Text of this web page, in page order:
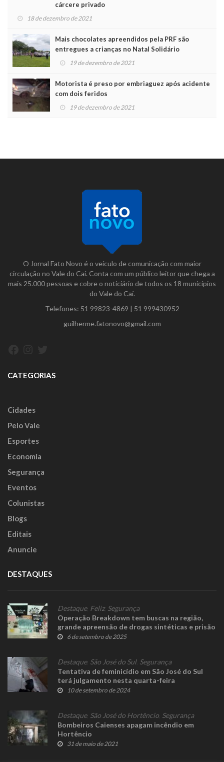
cárcere privado
18 de dezembro de 2021
Mais chocolates apreendidos pela PRF são
entregues a crianças no Natal Solidário
19 de dezembro de 2021
Motorista é preso por embriaguez após acidente
com dois feridos
19 de dezembro de 2021
O Jornal Fato Novo é o veículo de comunicação com maior
circulação no Vale do Caí. Conta com um público leitor que chega a
mais 25.000 pessoas e cobre o noticiário de todos os 18 municípios
do Vale do Caí.
Telefones: 51 99823-4869 | 51 999430952
guilherme.fatonovo@gmail.com
CATEGORIAS
Cidades
Pelo Vale
Esportes
Economia
Segurança
Eventos
Colunistas
Blogs
Editais
Anuncie
DESTAQUES
Destaque, Feliz, Segurança
Operação Breakdown tem buscas na região,
grande apreensão de drogas sintéticas e prisão
em Feliz
6 de setembro de 2025
Destaque, São José do Sul, Segurança
Tentativa de feminicídio em São José do Sul
terá julgamento nesta quarta-feira
10 de setembro de 2024
Destaque, São José do Hortêncio Segurança
Bombeiros Caienses apagam incêndio em
Hortêncio
31 de maio de 2021